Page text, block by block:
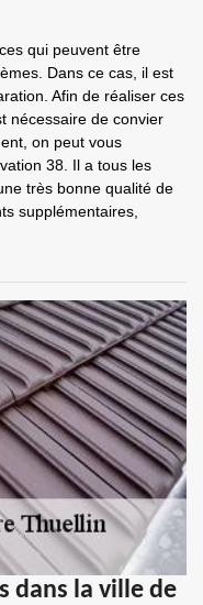
qui peuvent être
Dans ce cas, il est
Afin de réaliser ces
nécessaire de convier
on peut vous
38. Il a tous les
très bonne qualité de
supplémentaires,
dans la ville de